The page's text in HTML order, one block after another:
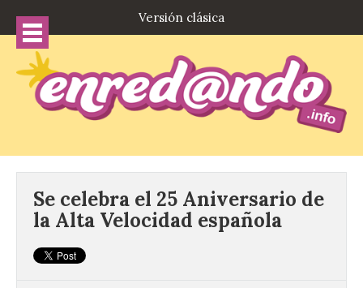
Versión clásica
Se celebra el 25 Aniversario de
la Alta Velocidad española